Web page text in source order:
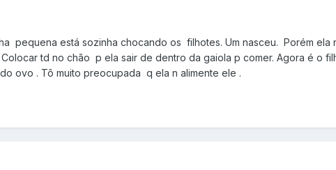
pequena está sozinha chocando os filhotes. Um nasceu. Porém
td no chão p ela sair de dentro da gaiola p comer. Agora é o
ovo . Tô muito preocupada q ela n alimente ele .